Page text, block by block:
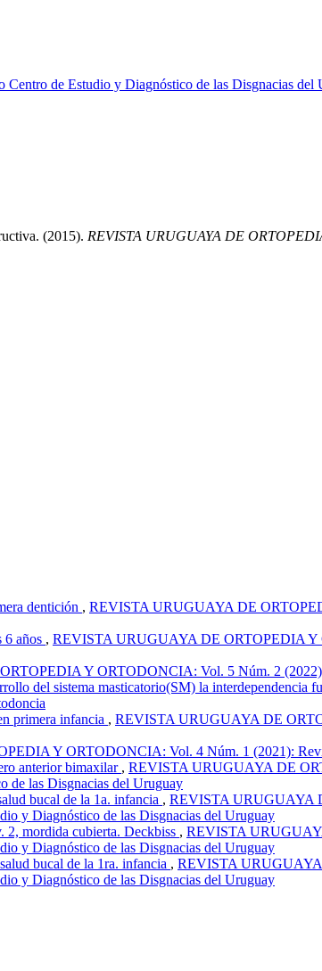
de Estudio y Diagnóstico de las Disgnacias del
(2015). REVISTA URUGUAYA DE
dentición , REVISTA URUGUAYA DE
6 años , REVISTA URUGUAYA DE ORTOPEDIA Y
Y ORTODONCIA: Vol. 5 Núm. 2 (2022):
del sistema masticatorio(SM) la interdependencia
primera infancia , REVISTA URUGUAYA DE
Y ORTODONCIA: Vol. 4 Núm. 1 (2021):
anterior bimaxilar , REVISTA URUGUAYA DE
de las Disgnacias del Uruguay
bucal de la 1a. infancia , REVISTA URUGUAYA
y Diagnóstico de las Disgnacias del Uruguay
2, mordida cubierta. Deckbiss , REVISTA
y Diagnóstico de las Disgnacias del Uruguay
bucal de la 1ra. infancia , REVISTA
y Diagnóstico de las Disgnacias del Uruguay